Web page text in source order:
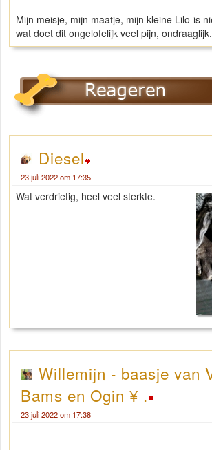
Mijn meisje, mijn maatje, mijn kleine Lilo is
wat doet dit ongelofelijk veel pijn, ondraaglijk.
Diesel
23 juli 2022 om 17:35
Wat verdrietig, heel veel sterkte.
Willemijn - baasje van
Bams en Ogin ¥ .
23 juli 2022 om 17:38